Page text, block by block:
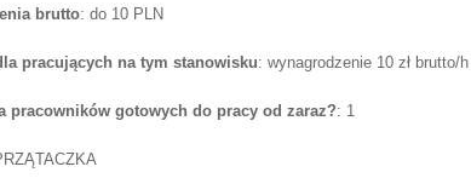
brutto: do 10 PLN
pracujących na tym stanowisku: wynagrodzenie 10 zł brutto/h
pracowników gotowych do pracy od zaraz?: 1